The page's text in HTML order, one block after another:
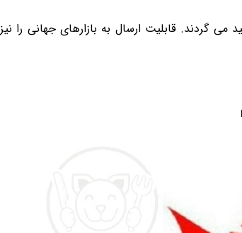
گردند. قابلیت ارسال به بازارهای جهانی را نیز